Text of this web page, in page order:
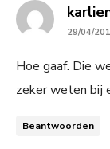
29/04/
Hoe gaaf. Die
zeker weten bij
Beantwoorden